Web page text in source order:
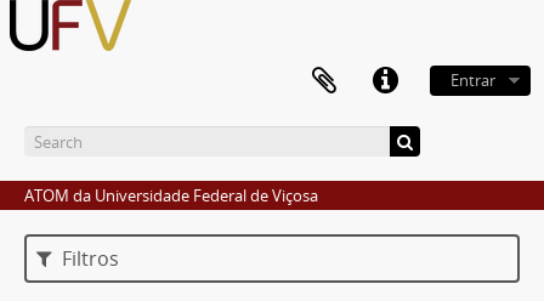
Entrar
ATOM da Universidade Federal de Viçosa
Filtros